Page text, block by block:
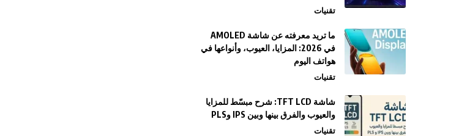
تقنيات
ما تريد معرفته عن شاشة AMOLED
في 2026: المزايا، العيوب، وأنواعها في
هواتف اليوم
تقنيات
شاشة TFT LCD: شرح مبسّط للمزايا
والعيوب والفرق بينها وبين IPS وPLS
تقنيات